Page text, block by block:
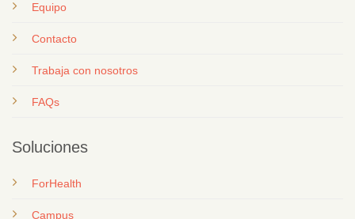
Equipo
Contacto
Trabaja con nosotros
FAQs
Soluciones
ForHealth
Campus